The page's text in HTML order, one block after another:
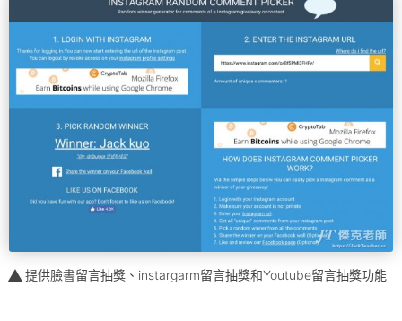
提供臉書留言抽獎、instargarm留言抽獎和Youtube留言抽獎功能